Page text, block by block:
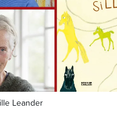
Leander